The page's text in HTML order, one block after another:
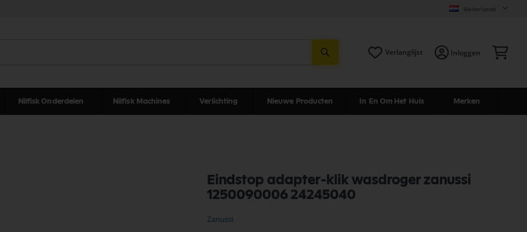
Nederlands
Verlanglijst Inloggen
Nilfisk Onderdelen Nilfisk Machines Verlichting Nieuwe Producten In En Om Het Huis Merken
Eindstop adapter-klik wasdroger zanussi
1250090006 24245040
Zanussi